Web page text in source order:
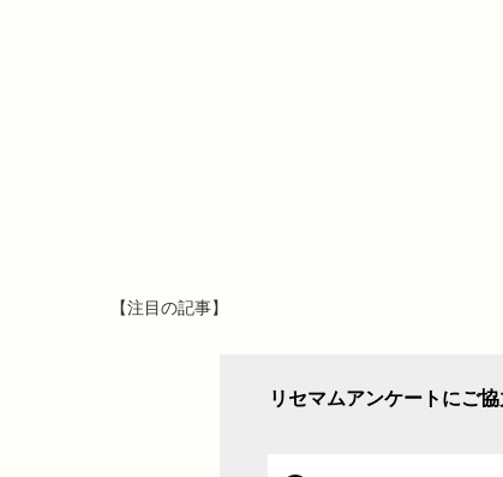
【注目の記事】
リセマムアンケートにご